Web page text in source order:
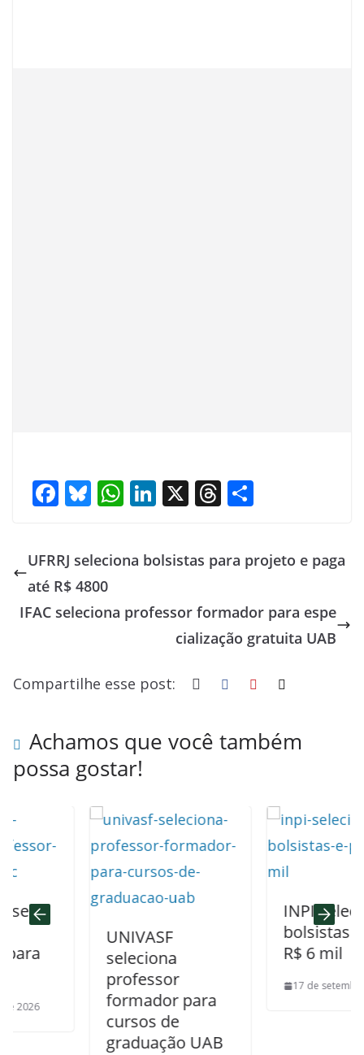
F
b
o
o
Bl
e
sk
y
W
at
s
p
Li
k
e
n
X T
a
s
ar
e
UFRRJ seleciona bolsistas para projeto e paga
até R$ 4800
IFAC seleciona professor formador para espe
cialização gratuita UAB
Compartilhe esse post:
Achamos que você também
possa gostar!
UNIVASF
seleciona
professor
formador para
cursos de
graduação UAB
INPI seleciona
bolsistas e
R$ 6 mil
17 de setembro de